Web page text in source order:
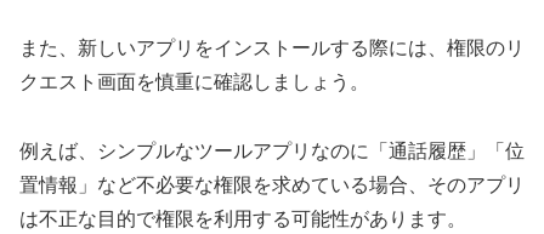
また、新しいアプリをインストールする際には、権限のリ
クエスト画面を慎重に確認しましょう。
例えば、シンプルなツールアプリなのに「通話履歴」「位
置情報」など不必要な権限を求めている場合、そのアプリ
は不正な目的で権限を利用する可能性があります。